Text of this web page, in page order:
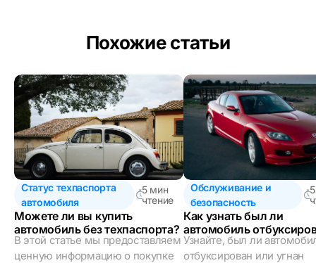
Похожие статьи
Статус техпаспорта
автомобиля
5 мин
чтение
Можете ли вы купить
автомобиль без техпаспорта?
В этой статье мы предоставляем
ценную информацию о покупке
Обслуживание и
безопасность
Как узнать был ли
автомобиль
или угнан
Узнайте, был ли
отбуксирован или угнан